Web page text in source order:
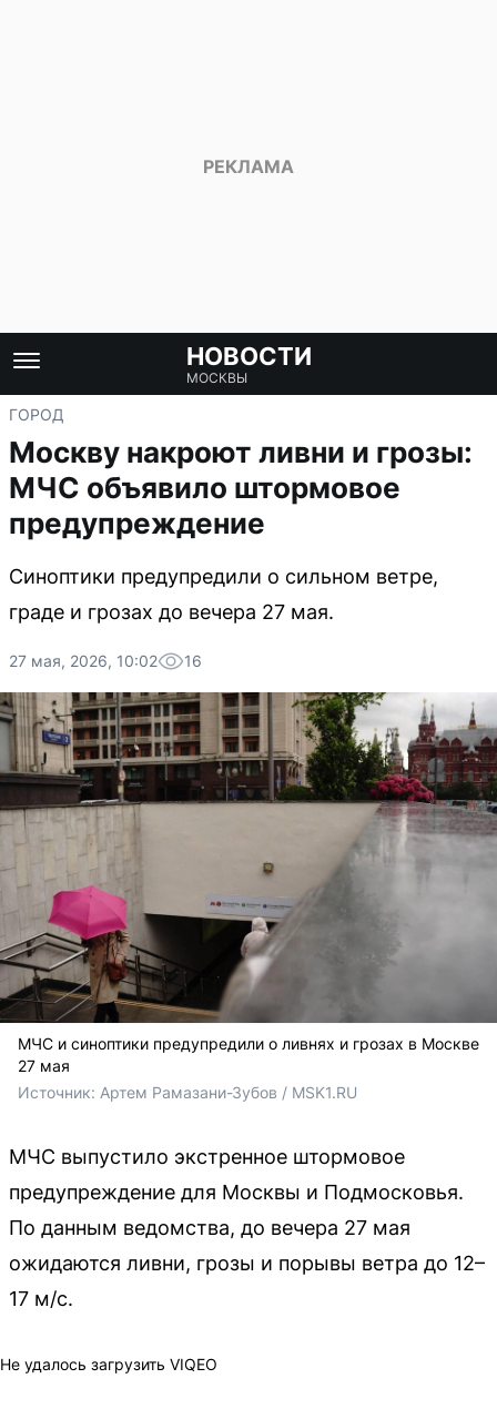
НОВОСТИ
МОСКВЫ
ГОРОД
Москву накроют ливни и грозы:
МЧС объявило штормовое
предупреждение
Синоптики предупредили о сильном ветре,
граде и грозах до вечера 27 мая.
27 мая, 2026, 10:02 16
МЧС и синоптики предупредили о ливнях и грозах в Москве
27 мая
Источник: Артем Рамазани-Зубов / MSK1.RU
МЧС выпустило экстренное штормовое
предупреждение для Москвы и Подмосковья.
По данным ведомства, до вечера 27 мая
ожидаются ливни, грозы и порывы ветра до 12–
17 м/с.
Не удалось загрузить VIQEO